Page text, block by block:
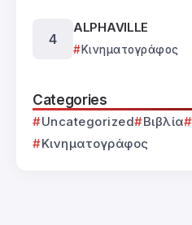
ALPHAVILLE
Κινηματογράφος
Categories
Uncategorized Βιβλία
Κινηματογράφος